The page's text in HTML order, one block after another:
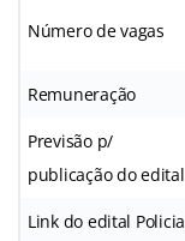
Número de vagas
Remuneração
Previsão p/
publicação do edital
Link do edital Policia